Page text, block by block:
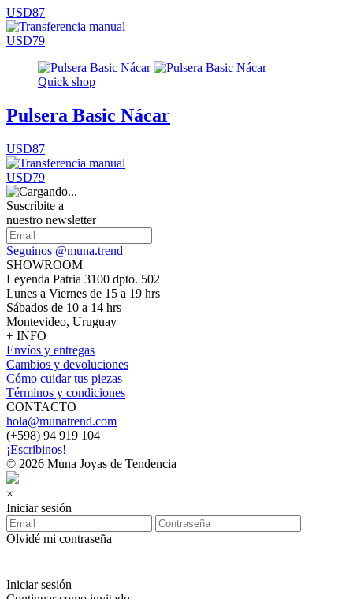
USD87
USD79
Quick shop
Pulsera Basic Nácar
USD87
USD79
Suscribite a
nuestro newsletter
Seguinos @muna.trend
SHOWROOM
Leyenda Patria 3100 dpto. 502
Lunes a Viernes de 15 a 19 hrs
Sábados de 10 a 14 hrs
Montevideo, Uruguay
+ INFO
Envíos y entregas
Cambios y devoluciones
Cómo cuidar tus piezas
Términos y condiciones
CONTACTO
hola@munatrend.com
(+598) 94 919 104
¡Escribinos!
© 2026 Muna Joyas de Tendencia
×
Iniciar sesión
Olvidé mi contraseña
Iniciar sesión